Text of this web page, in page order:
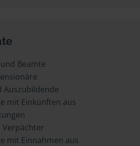
Beamte
Auszubildende
mit Einkünften aus
mit Einnahmen aus